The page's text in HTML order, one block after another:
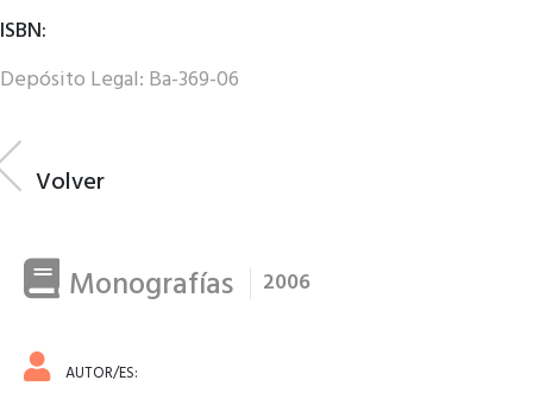
ISBN:
Depósito Legal: Ba-369-06
Volver
Monografías 2006
AUTOR/ES: